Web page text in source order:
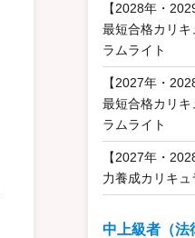
【2028年・
最短合格カリキ
ラムライト
【2027年・
最短合格カリキ
ラムライト
【2027年・
力養成カリキュ
中上級者（法